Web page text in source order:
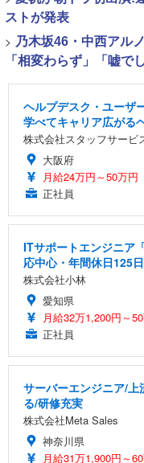
ストが発表
> 乃木坂46・中西アル
「相変わらず」「嘘で
ヘルプデスク・ユーザ
学べてキャリア広がる
株式会社スタッフサービ
大阪府
月給24万円～50万円
正社員
ITサポートエンジニア
応中心・年間休日125
株式会社小林
愛知県
月給32万1,200円～
正社員
サーバーエンジニア/
る/研修充実
株式会社Meta Sales
神奈川県
月給31万1,900円～